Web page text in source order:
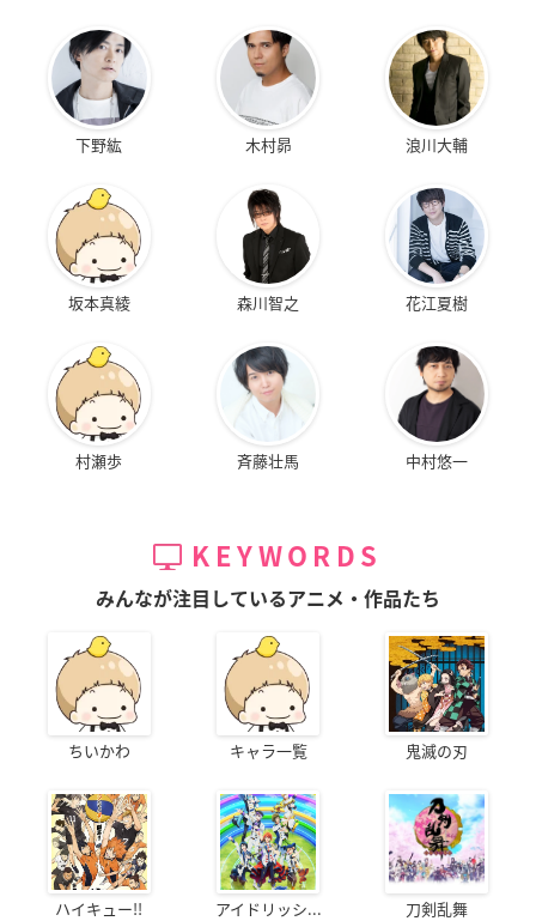
下野紘 木村昴 浪川大輔
坂本真綾 森川智之 花江夏樹
村瀬歩 斉藤壮馬 中村悠一
KEYWORDS
みんなが注目しているアニメ・作品たち
ちいかわ キャラ一覧 鬼滅の刃
ハイキュー!! アイドリッシ... 刀剣乱舞